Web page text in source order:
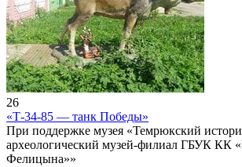
26
«Т-34-85 — танк Победы»
При поддержке музея «Темрюкский
археологический музей-филиал ГБУК
Фелицына»»